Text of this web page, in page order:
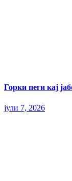
Горки пеги кај
јули 7, 2026